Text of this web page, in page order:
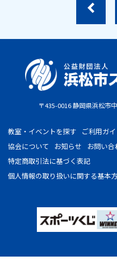
〒435-0016 静岡県浜松市
教室・イベントを探す ご利用ガ
協会について
お知らせ
お問い合
特定商取引法に基づく表記
個人情報の取り扱いに関する基本